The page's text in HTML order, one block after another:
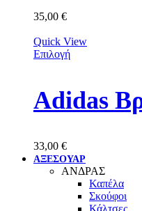
35,00 €
Quick View
Επιλογή
Adidas
33,00 €
ΑΞΕΣΟΥΑΡ
ΑΝΔΡΑΣ
Καπέλα
Σκούφοι
Κάλτσες